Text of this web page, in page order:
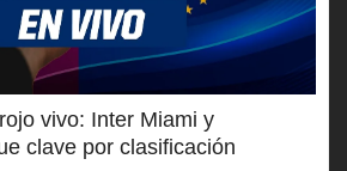
vivo: Inter Miami y
clave por clasificación